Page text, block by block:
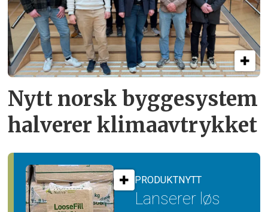
Nytt norsk byggesystem
halverer klimaavtrykket
PRODUKTNYTT
Lanserer løs